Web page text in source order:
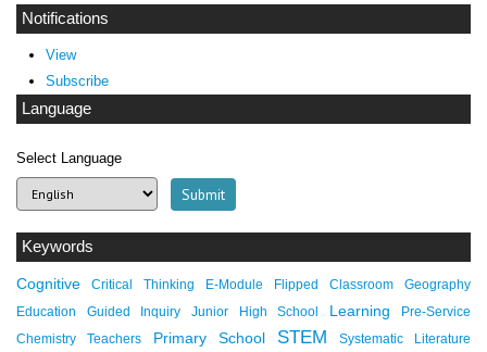
Notifications
View
Subscribe
Language
Select Language
Keywords
Cognitive Critical Thinking E-Module Flipped Classroom
Geography
Education
Guided Inquiry Junior High School Learning
Pre-Service
Chemistry Teachers
Primary School STEM
Systematic Literature